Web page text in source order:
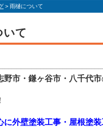
> 雨樋について
いて
野市・鎌ヶ谷市・八千代市
に外壁塗装工事・屋根塗装